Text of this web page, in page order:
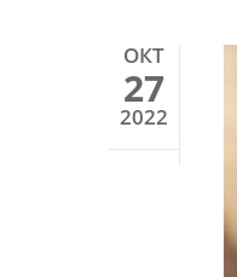
ОКТ
27
2022